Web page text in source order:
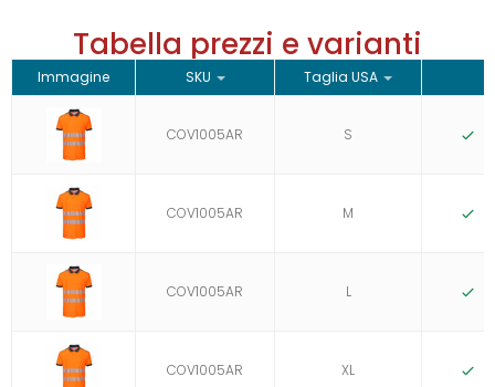
Tabella prezzi e varianti
Immagine SKU Taglia USA
COV1005AR S
COV1005AR M
COV1005AR L
COV1005AR XL